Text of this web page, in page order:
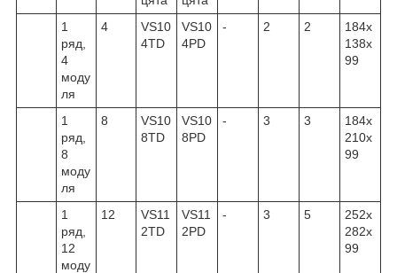
1
ряд,
4
моду
ля
4
VS10
4TD
VS10
4PD
- 2 2
184x
138x
99
1
ряд,
8
моду
ля
8
VS10
8TD
VS10
8PD
- 3 3
184x
210x
99
1
ряд,
12
моду
12
VS11
2TD
VS11
2PD
- 3 5
252x
282x
99